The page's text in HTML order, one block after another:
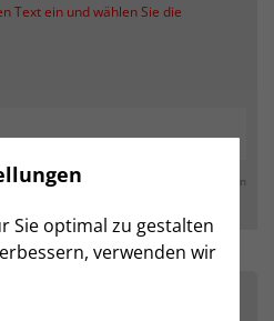
Sie optimal zu gestalten
verwenden wir
Text ein und wählen Sie die
max. 250 Zeichen